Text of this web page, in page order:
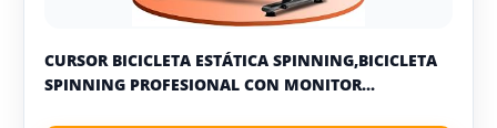
CURSOR BICICLETA ESTÁTICA SPINNING,BICICLETA
SPINNING PROFESIONAL CON MONITOR...